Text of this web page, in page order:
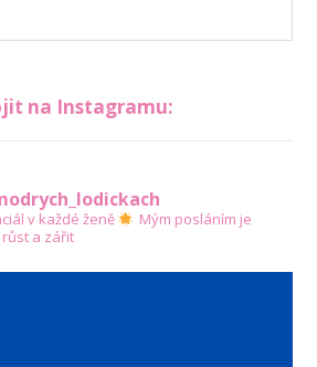
na Instagramu:
v každé ženě
Mým posláním je
a zářit